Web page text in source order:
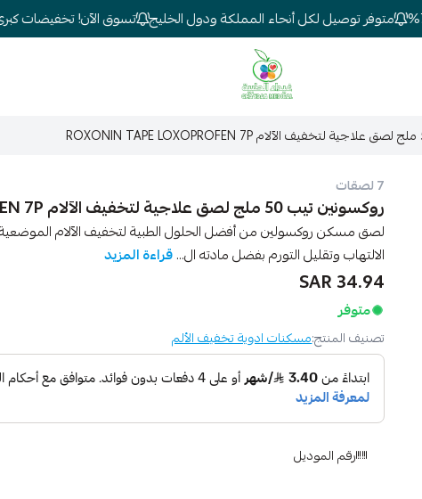
متوفر توصيل لكل أنحاء المملكة ودول الخليج تسوق الآن! تخفيضات كبرى
شركة غيداء المتطورة الطبية
7 لصقات
روكسونين تيب 50 ملج لصق علاجية لتخفيف الآلام ROXONIN TAPE LOXOPROFEN 7P
لصق مسكن روكسولين من أفضل الحلول الطبية لتخفيف الآلام
الالتهاب وتقليل التورم بفضل مادته ال...قراءة المزيد
34.94 SAR
متوفر
تصنيف المنتج:مسكنات ادوية تخفيف الألم
رقم الموديل